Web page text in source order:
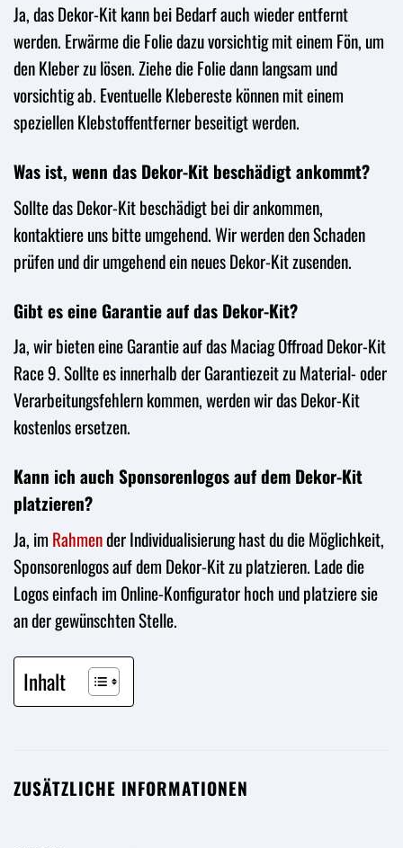
Ja, das Dekor-Kit kann bei Bedarf auch wieder entfernt
werden. Erwärme die Folie dazu vorsichtig mit einem Fön, um
den Kleber zu lösen. Ziehe die Folie dann langsam und
vorsichtig ab. Eventuelle Klebereste können mit einem
speziellen Klebstoffentferner beseitigt werden.
Was ist, wenn das Dekor-Kit beschädigt ankommt?
Sollte das Dekor-Kit beschädigt bei dir ankommen,
kontaktiere uns bitte umgehend. Wir werden den Schaden
prüfen und dir umgehend ein neues Dekor-Kit zusenden.
Gibt es eine Garantie auf das Dekor-Kit?
Ja, wir bieten eine Garantie auf das Maciag Offroad Dekor-Kit
Race 9. Sollte es innerhalb der Garantiezeit zu Material- oder
Verarbeitungsfehlern kommen, werden wir das Dekor-Kit
kostenlos ersetzen.
Kann ich auch Sponsorenlogos auf dem Dekor-Kit
platzieren?
Ja, im Rahmender Individualisierung hast du die Möglichkeit,
Sponsorenlogos auf dem Dekor-Kit zu platzieren. Lade die
Logos einfach im Online-Konfigurator hoch und platziere sie
an der gewünschten Stelle.
Inhalt
ZUSÄTZLICHE INFORMATIONEN